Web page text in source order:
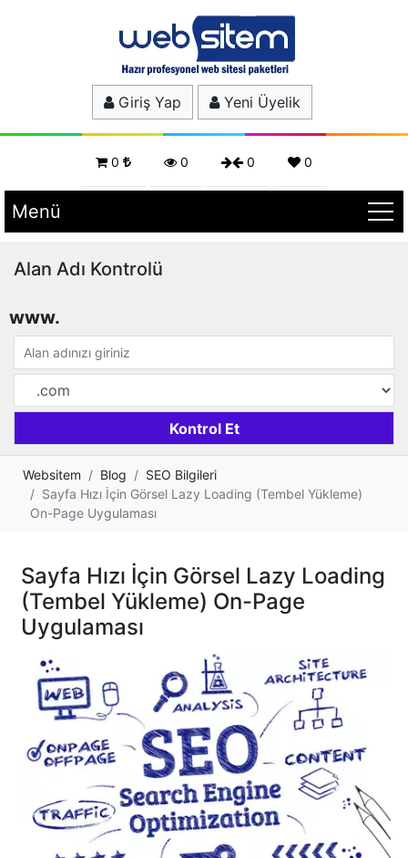
Giriş Yap Yeni Üyelik
0 0 0 0
Menü
Alan Adı Kontrolü
www.
Websitem Blog
SEO Bilgileri
Sayfa Hızı İçin Görsel Lazy Loading (Tembel Yükleme)
On-Page Uygulaması
Sayfa Hızı İçin Görsel Lazy Loading
(Tembel Yükleme) On-Page
Uygulaması